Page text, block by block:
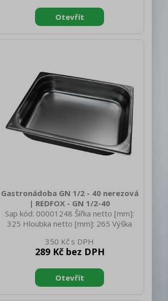
Materiál: AISI 304 Vnější barva zařízení:
Nerezové Hloubka GN zařízení [mm]:
100 Velikost GN / EN zařízení [mm]: GN
Gastronádoba GN 1/2 - 40 nerezová
| REDFOX - GN 1/2-40
Sap kód: 00001248 Šířka netto [mm]:
325 Hloubka netto [mm]: 265 Výška
0.58 Šířka brutto [mm]: 350 Hloubka
brutto [mm]: 540 Výška brutto [mm]:
Materiál: AISI 304 Vnější barva zařízení:
Nerezové Hloubka GN zařízení [mm]:
40 Velikost GN / EN zařízení [mm]: GN
350 Kč
289 Kč bez DPH